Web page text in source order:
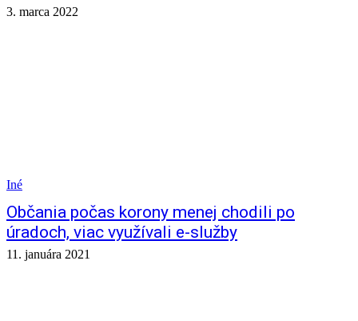
3. marca 2022
Iné
Občania počas korony menej chodili po
úradoch, viac využívali e-služby
11. januára 2021